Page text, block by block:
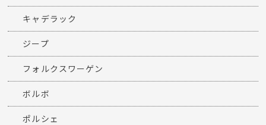
キャデラック
ジープ
フォルクスワーゲン
ボルボ
ポルシェ